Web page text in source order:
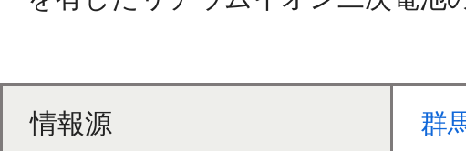
情報源
群